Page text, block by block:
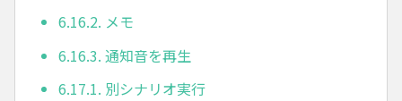
6.16.2. メモ
6.16.3. 通知音を再生
6.17.1. 別シナリオ実行